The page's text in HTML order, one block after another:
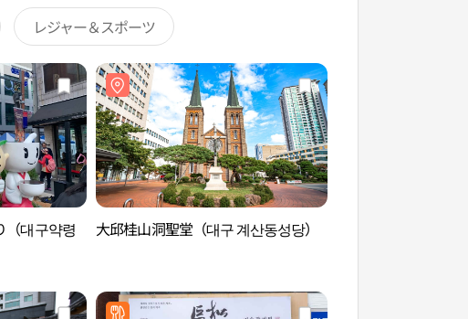
レジャー＆スポーツ
（대구약령
大邱桂山洞聖堂（대구 계산동성당）